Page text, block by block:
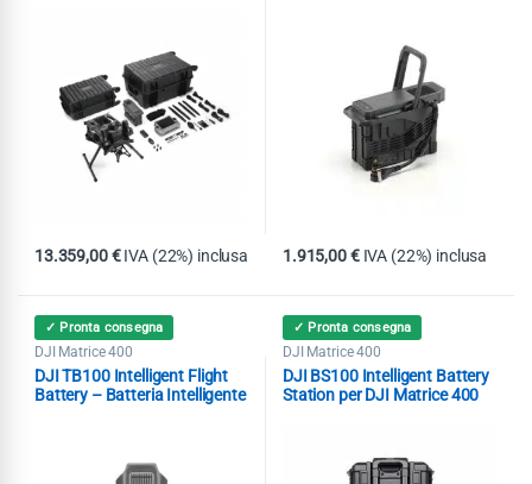
13.359,00€ IVA (22%) inclusa 1.915,00€ IVA (22%) inclusa
✓ Pronta consegna
DJI Matrice 400
DJI TB100 Intelligent Flight
Battery – Batteria Intelligente
✓ Pronta consegna
DJI Matrice 400
DJI BS100 Intelligent Battery
Station per DJI Matrice 400